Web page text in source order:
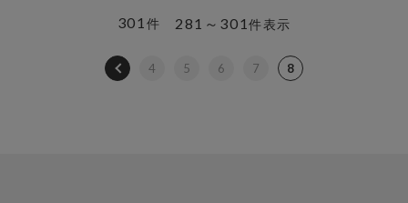
281～301件表示
301 件
4 5 6 7 8